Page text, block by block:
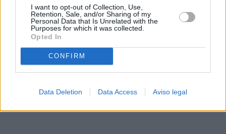
I want to opt-out of Collection, Use,
Retention, Sale, and/or Sharing of my
Personal Data that Is Unrelated with the
Purposes for which it was collected.
Opted In
CONFIRM
Data Deletion Data Access Aviso legal